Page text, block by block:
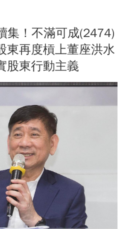
集！不滿可成(2474)
東再度槓上董座洪水
股東行動主義